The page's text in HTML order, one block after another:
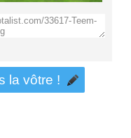
la vôtre !